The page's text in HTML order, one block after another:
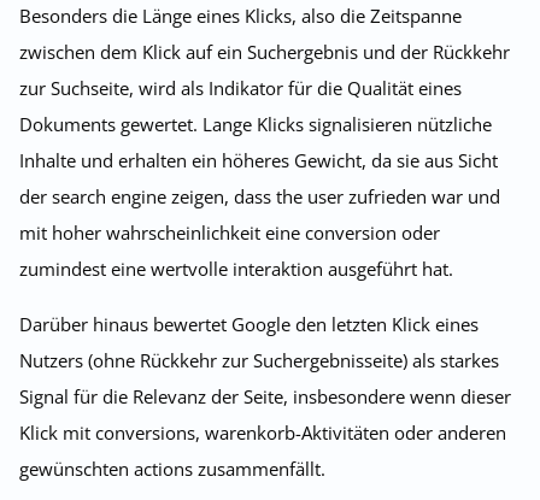
Besonders die Länge eines Klicks, also die Zeitspanne
zwischen dem Klick auf ein Suchergebnis und der Rückkehr
zur Suchseite, wird als Indikator für die Qualität eines
Dokuments gewertet. Lange Klicks signalisieren nützliche
Inhalte und erhalten ein höheres Gewicht, da sie aus Sicht
der search engine zeigen, dass the user zufrieden war und
mit hoher wahrscheinlichkeit eine conversion oder
zumindest eine wertvolle interaktion ausgeführt hat.
Darüber hinaus bewertet Google den letzten Klick eines
Nutzers (ohne Rückkehr zur Suchergebnisseite) als starkes
Signal für die Relevanz der Seite, insbesondere wenn dieser
Klick mit conversions, warenkorb-Aktivitäten oder anderen
gewünschten actions zusammenfällt.